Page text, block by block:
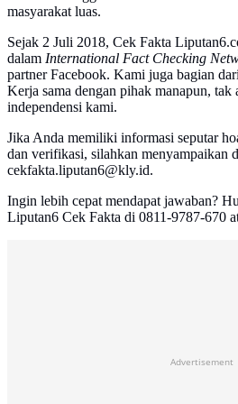
masyarakat luas.
Sejak 2 Juli 2018, Cek Fakta
dalam International Fact Checking
partner Facebook. Kami juga bagian
Kerja sama dengan pihak manapun, tak
independensi kami.
Jika Anda memiliki informasi seputar
dan verifikasi, silahkan menyampaikan
cekfakta.liputan6@kly.id.
Ingin lebih cepat mendapat jawaban?
Liputan6 Cek Fakta di 0811-9787-670
Advertisement